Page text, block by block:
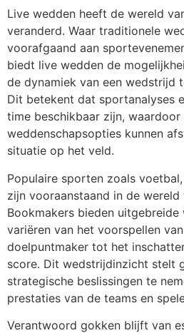
Live wedden heeft de wereld
veranderd. Waar traditionele
voorafgaand aan
biedt live wedden de
de dynamiek van een wedstrijd
Dit betekent dat sportanalyses
time beschikbaar zijn, waardoor
weddenschapsopties kunnen
situatie op het veld.
Populaire sporten zoals
zijn vooraanstaand in de wereld
Bookmakers bieden
variëren van het voorspellen
doelpuntmaker tot het
score. Dit wedstrijdinzicht stelt
strategische beslissingen te
prestaties van de teams en
Verantwoord gokken blijft van